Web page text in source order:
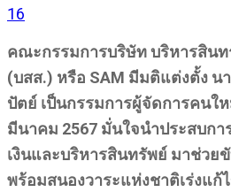
16
คณะกรรมการบริษัท บริหารสิน
(บสส.) หรือ SAM มีมติแต่งตั้ง น
ปัตย์ เป็นกรรมการผู้จัดการคนใ
มีนาคม 2567 มั่นใจนำประสบก
เงินและบริหารสินทรัพย์ มาช่วย
พร้อมสนองวาระแห่งชาติเร่งแ